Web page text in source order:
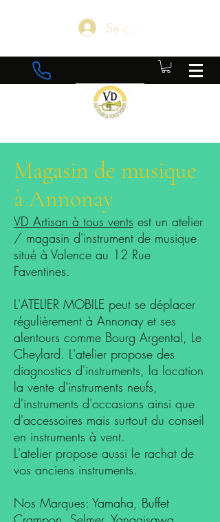
Se connecter
Magasin de musique
à Annonay
VD Artisan à tous vents est un atelier
/ magasin d'instrument de musique
situé à Valence au 12 Rue
Faventines.
L'ATELIER MOBILE peut se déplacer
régulièrement à Annonay et ses
alentours comme Bourg Argental, Le
Cheylard. L'atelier propose des
diagnostics d'instruments, la location
la vente d'instruments neufs,
d'instruments d'occasions ainsi que
d'accessoires mais surtout du conseil
en instruments à vent.
L'atelier propose aussi le rachat de
vos anciens instruments.
Nos Marques: Yamaha, Buffet